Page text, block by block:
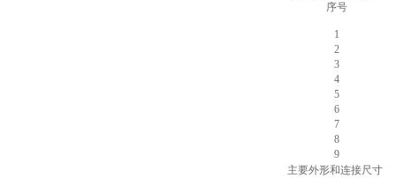
序号
1
2
3
4
5
6
7
8
9
主要外形和连接尺寸